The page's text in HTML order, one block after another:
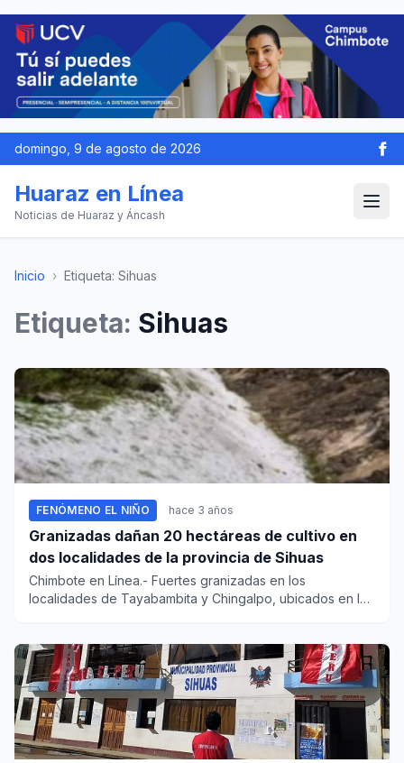
domingo, 9 de agosto de 2026
Huaraz en Línea
Noticias de Huaraz y Áncash
Inicio › Etiqueta: Sihuas
Etiqueta: Sihuas
FENÓMENO EL NIÑO hace 3 años
Granizadas dañan 20 hectáreas de cultivo en
dos localidades de la provincia de Sihuas
Chimbote en Línea.- Fuertes granizadas en los
localidades de Tayabambita y Chingalpo, ubicados en la